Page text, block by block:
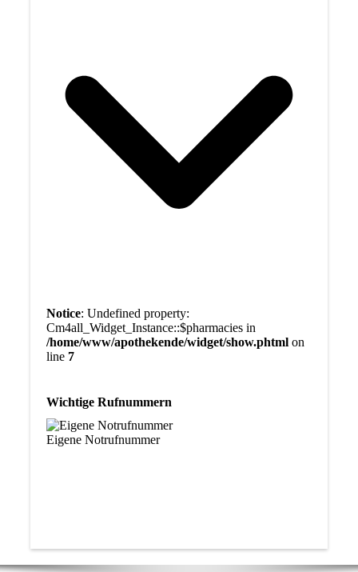
Notice: Undefined property:
Cm4all_Widget_Instance::$pharmacies in
/home/www/apothekende/widget/show.phtmlon
line 7
Wichtige Rufnummern
Eigene Notrufnummer